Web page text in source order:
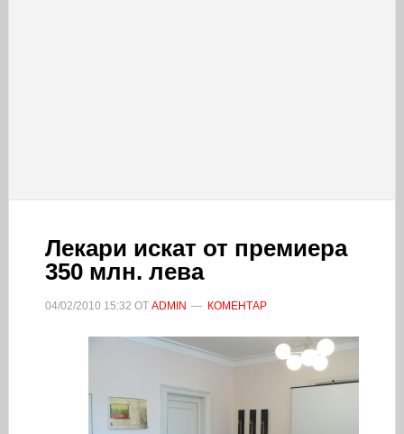
Лекари искат от премиера
350 млн. лева
04/02/2010 15:32 ОТ ADMIN КОМЕНТАР